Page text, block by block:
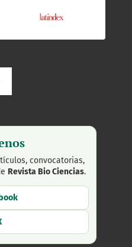
convocatorias,
Revista Bio Ciencias.